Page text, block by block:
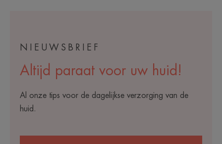
NIEUWSBRIEF
Altijd paraat voor uw huid!
Al onze tips voor de dagelijkse verzorging van de
huid.